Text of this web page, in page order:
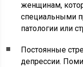
женщинам,
специальными
патологии или
Постоянные
депрессии.